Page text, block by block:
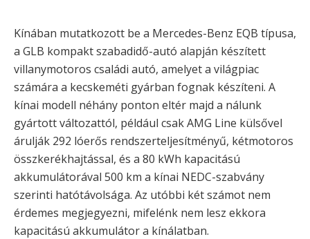
Kínában mutatkozott be a Mercedes-Benz EQB típusa,
a GLB kompakt szabadidő-autó alapján készített
villanymotoros családi autó, amelyet a világpiac
számára a kecskeméti gyárban fognak készíteni. A
kínai modell néhány ponton eltér majd a nálunk
gyártott változattól, például csak AMG Line külsővel
árulják 292 lóerős rendszerteljesítményű, kétmotoros
összkerékhajtással, és a 80 kWh kapacitású
akkumulátorával 500 km a kínai NEDC-szabvány
szerinti hatótávolsága. Az utóbbi két számot nem
érdemes megjegyezni, mifelénk nem lesz ekkora
kapacitású akkumulátor a kínálatban.